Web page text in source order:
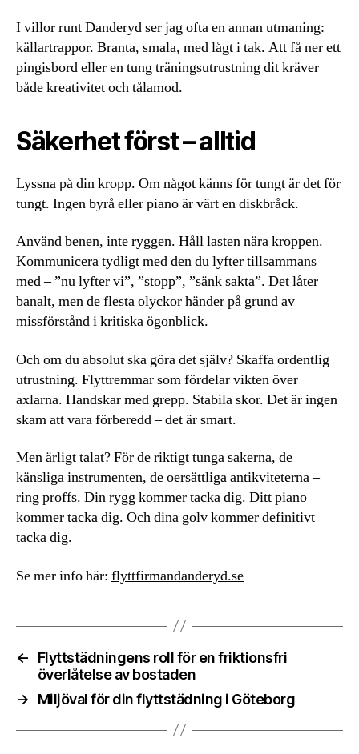
I villor runt Danderyd ser jag ofta en annan utmaning:
källartrappor. Branta, smala, med lågt i tak. Att få ner ett
pingisbord eller en tung träningsutrustning dit kräver
både kreativitet och tålamod.
Säkerhet först – alltid
Lyssna på din kropp. Om något känns för tungt är det för
tungt. Ingen byrå eller piano är värt en diskbråck.
Använd benen, inte ryggen. Håll lasten nära kroppen.
Kommunicera tydligt med den du lyfter tillsammans
med – ”nu lyfter vi”, ”stopp”, ”sänk sakta”. Det låter
banalt, men de flesta olyckor händer på grund av
missförstånd i kritiska ögonblick.
Och om du absolut ska göra det själv? Skaffa ordentlig
utrustning. Flyttremmar som fördelar vikten över
axlarna. Handskar med grepp. Stabila skor. Det är ingen
skam att vara förberedd – det är smart.
Men ärligt talat? För de riktigt tunga sakerna, de
känsliga instrumenten, de oersättliga antikviteterna –
ring proffs. Din rygg kommer tacka dig. Ditt piano
kommer tacka dig. Och dina golv kommer definitivt
tacka dig.
Se mer info här: flyttfirmandanderyd.se
←
Flyttstädningens roll för en friktionsfri
överlåtelse av bostaden
→
Miljöval för din flyttstädning i Göteborg